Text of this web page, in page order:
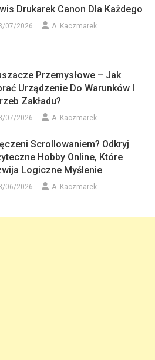
Drukarek Canon Dla Każdego
07/2026 A. Kaczmarek
Przemysłowe – Jak
Urządzenie Do Warunków I
Zakładu?
07/2026 A. Kaczmarek
Scrollowaniem? Odkryj
Hobby Online, Które
Logiczne Myślenie
06/2026 A. Kaczmarek